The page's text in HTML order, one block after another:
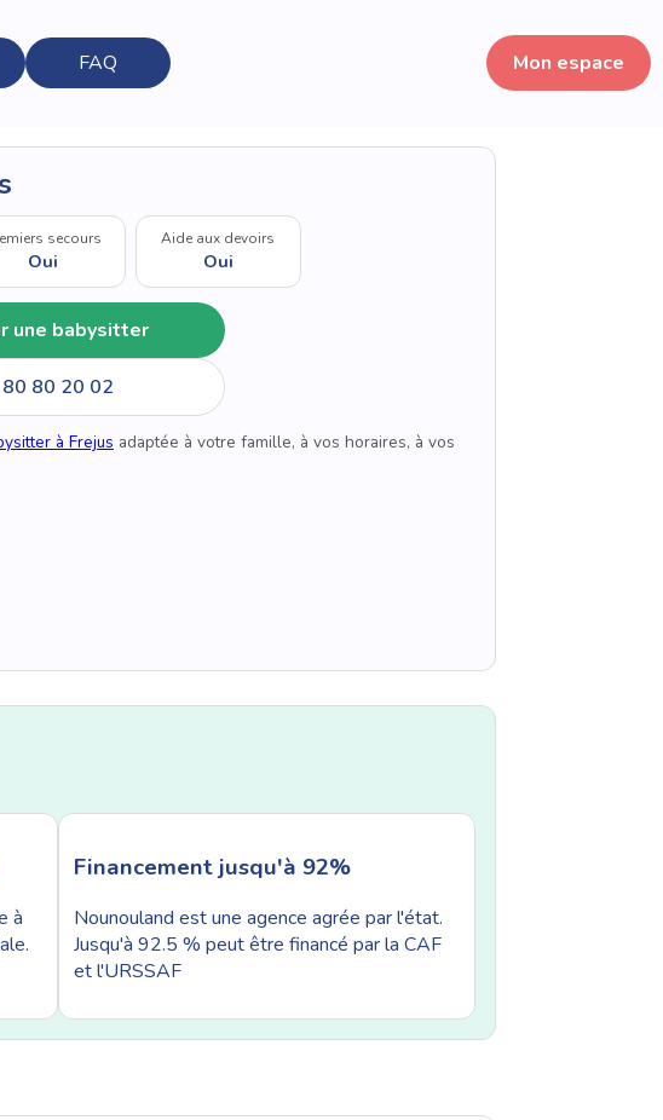
FAQ Mon espace
secours
Oui
Aide aux devoirs
Oui
une babysitter
80 20 02
à Frejus adaptée à votre famille, à vos horaires, à vos
à
Financement jusqu'à 92%
Nounouland est une agence agrée par l'état.
Jusqu'à 92.5 % peut être financé par la CAF
et l'URSSAF